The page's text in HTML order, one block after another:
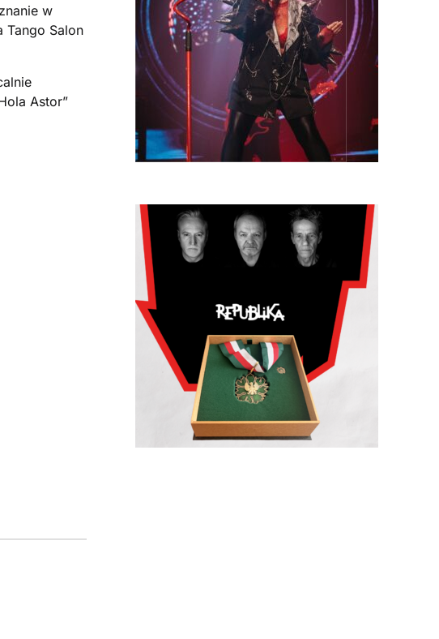
w
Tango Salon
Astor”